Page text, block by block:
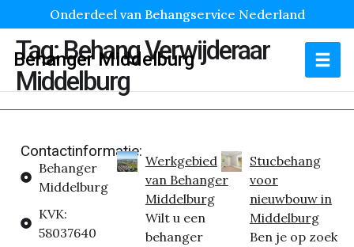
Onderdeel van Behangservice Nederland
Behanger Middelburg
Tag:Behang Verwijderaar
Middelburg
Contactinformatie:
Behanger
Middelburg
KVK:
58037640
Werkgebied
van Behanger
Middelburg
Wilt u een
behanger
Stucbehang
voor
nieuwbouw in
Middelburg
Ben je op zoek